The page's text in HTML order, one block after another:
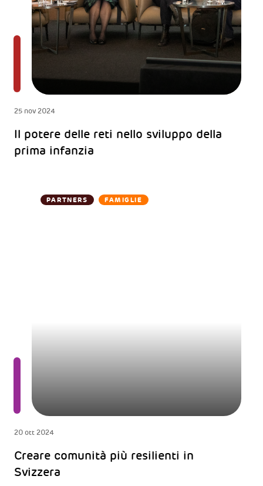
25 nov 2024
Il potere delle reti nello sviluppo della
prima infanzia
PARTNERS FAMIGLIE
20 ott 2024
Creare comunità più resilienti in
Svizzera